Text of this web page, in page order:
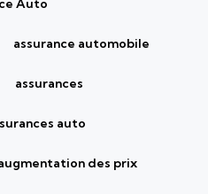
Auto
assurance automobile
assurances
auto
des prix